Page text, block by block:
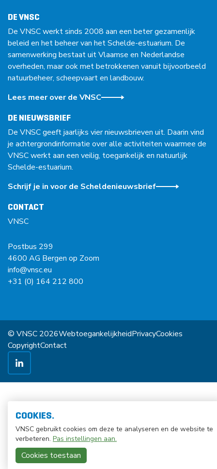
DE VNSC
De VNSC werkt sinds 2008 aan een beter gezamenlijk
beleid en het beheer van het Schelde-estuarium. De
samenwerking bestaat uit Vlaamse en Nederlandse
overheden, maar ook met betrokkenen vanuit bijvoorbeeld
natuurbeheer, scheepvaart en landbouw.
Lees meer over de VNSC
DE NIEUWSBRIEF
De VNSC geeft jaarlijks vier nieuwsbrieven uit. Daarin vind
je achtergrondinformatie over alle activiteiten waarmee de
VNSC werkt aan een veilig, toegankelijk en natuurlijk
Schelde-estuarium.
Schrijf je in voor de Scheldenieuwsbrief
CONTACT
VNSC
Postbus 299
4600 AG Bergen op Zoom
info@vnsc.eu
+31 (0) 164 212 800
© VNSC 2026WebtoegankelijkheidPrivacyCookies
CopyrightContact
COOKIES.
VNSC gebruikt cookies om deze te analyseren en de website te
verbeteren. Pas instellingen aan.
Cookies toestaan